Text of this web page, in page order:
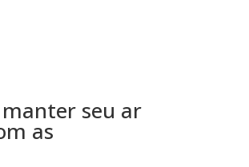
seu ar
as